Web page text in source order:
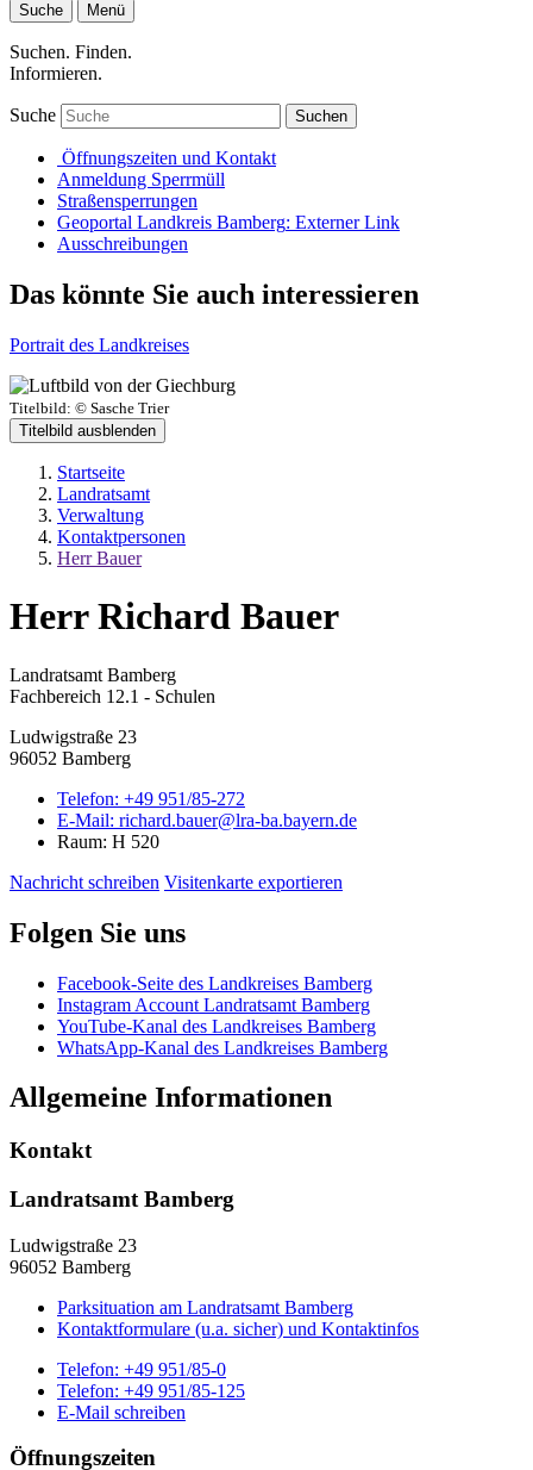
Suche
Menü
Suchen. Finden.
Informieren.
Suche Suchen
Öffnungszeiten und Kontakt
Anmeldung Sperrmüll
Straßensperrungen
Geoportal Landkreis Bamberg: Externer Link
Ausschreibungen
Das könnte Sie auch interessieren
Portrait des Landkreises
Titelbild: © Sasche Trier
Titelbild ausblenden
Startseite
Landratsamt
Verwaltung
Kontaktpersonen
Herr Bauer
Herr Richard Bauer
Landratsamt Bamberg
Fachbereich 12.1 - Schulen
Ludwigstraße 23
96052 Bamberg
Telefon: +49 951/85-272
E-Mail: richard.bauer@lra-ba.bayern.de
Raum: H 520
Nachricht schreiben Visitenkarte exportieren
Folgen Sie uns
Facebook-Seite des Landkreises Bamberg
Instagram Account Landratsamt Bamberg
YouTube-Kanal des Landkreises Bamberg
WhatsApp-Kanal des Landkreises Bamberg
Allgemeine Informationen
Kontakt
Landratsamt Bamberg
Ludwigstraße 23
96052 Bamberg
Parksituation am Landratsamt Bamberg
Kontaktformulare (u.a. sicher) und Kontaktinfos
Telefon: +49 951/85-0
Telefon: +49 951/85-125
E-Mail schreiben
Öffnungszeiten